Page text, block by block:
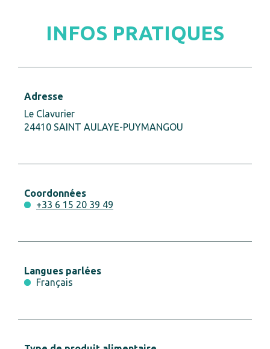
INFOS PRATIQUES
Adresse
Le Clavurier
24410 SAINT AULAYE-PUYMANGOU
Coordonnées
+33 6 15 20 39 49
Langues parlées
Français